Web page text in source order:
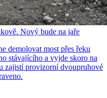
Nový bude na jaře
demolovat most přes řeku
stávajícího a vyjde skoro na
zajistí provizorní dvoupruhové